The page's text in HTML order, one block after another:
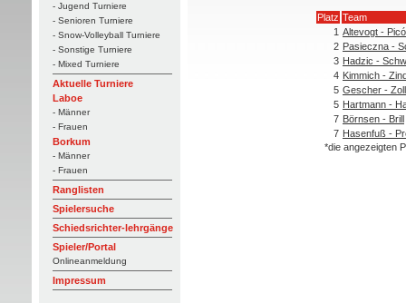
- Jugend Turniere
- Senioren Turniere
- Snow-Volleyball Turniere
- Sonstige Turniere
- Mixed Turniere
Aktuelle Turniere
Laboe
- Männer
- Frauen
Borkum
- Männer
- Frauen
Ranglisten
Spielersuche
Schiedsrichter-lehrgänge
Spieler/Portal
Onlineanmeldung
Impressum
Platz Team
1 Altevogt -
2 Pasieczna -
3 Hadzic -
4 Kimmich -
5 Gescher - Zoll
5 Hartmann -
7 Börnsen - Brill
7 Hasenfuß -
*die angezeigten